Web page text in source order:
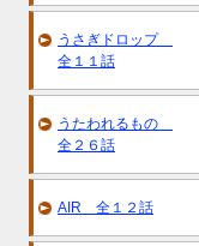
うさぎドロップ
全１１話
うたわれるもの
全２６話
AIR 全１２話